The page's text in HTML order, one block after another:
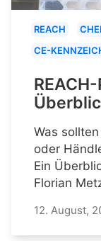
REACH
CE-
Was
oder
Ein
Florian
12. August,